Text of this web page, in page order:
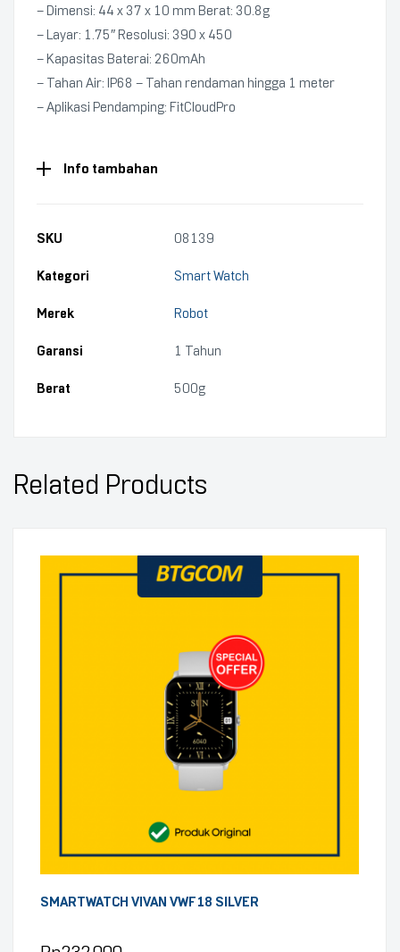
– Dimensi: 44 x 37 x 10 mm Berat: 30.8g
– Layar: 1.75″ Resolusi: 390 x 450
– Kapasitas Baterai: 260mAh
– Tahan Air: IP68 – Tahan rendaman hingga 1 meter
– Aplikasi Pendamping: FitCloudPro
Info tambahan
SKU 08139
Kategori Smart Watch
Merek Robot
Garansi 1 Tahun
Berat 500g
Related Products
SMARTWATCH VIVAN VWF18 SILVER